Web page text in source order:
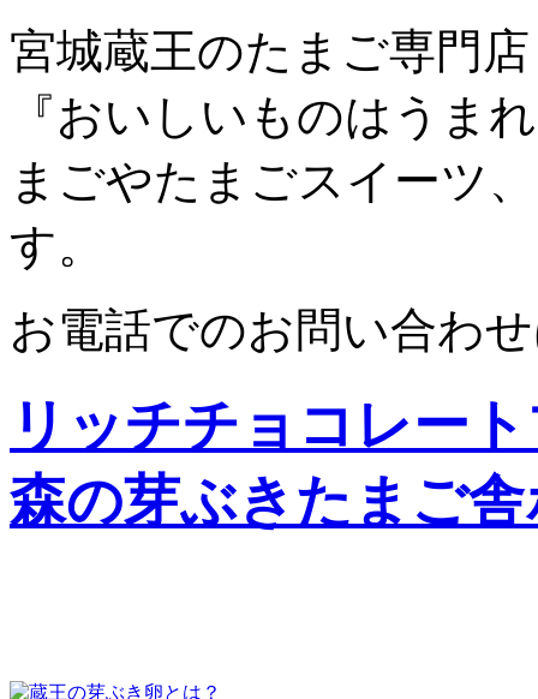
宮城蔵王のたまご専門
『おいしいものはうま
まごやたまごスイーツ
す。
お電話でのお問い合わ
リッチチョコレー
森の芽ぶきたまご